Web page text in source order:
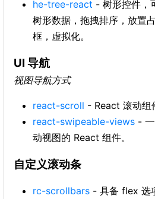
he-tree-react - 树形控件，
树形数据，拖拽排序，放置
框，虚拟化。
UI 导航
视图导航方式
react-scroll - React 滚动组
react-swipeable-views -
动视图的 React 组件。
自定义滚动条
rc-scrollbars - 具备 flex 选